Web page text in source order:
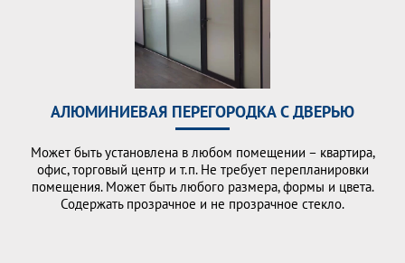
АЛЮМИНИЕВАЯ ПЕРЕГОРОДКА С ДВЕРЬЮ
Может быть установлена в любом помещении – квартира,
офис, торговый центр и т.п. Не требует перепланировки
помещения. Может быть любого размера, формы и цвета.
Содержать прозрачное и не прозрачное стекло.